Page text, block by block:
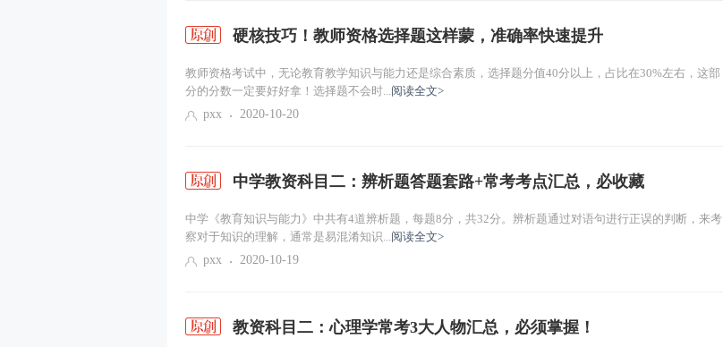
硬核技巧！教师资格选择题这样蒙，准确率快速提升
教师资格考试中，无论教育教学知识与能力还是综合素质，选择题分值40分以上，占比在30%左右，这部
分的分数一定要好好拿！选择题不会时...阅读全文>
pxx
2020-10-20
中学教资科目二：辨析题答题套路+常考考点汇总，必收藏
中学《教育知识与能力》中共有4道辨析题，每题8分，共32分。辨析题通过对语句进行正误的判断，来考
察对于知识的理解，通常是易混淆知识...阅读全文>
pxx
2020-10-19
教资科目二：心理学常考3大人物汇总，必须掌握！